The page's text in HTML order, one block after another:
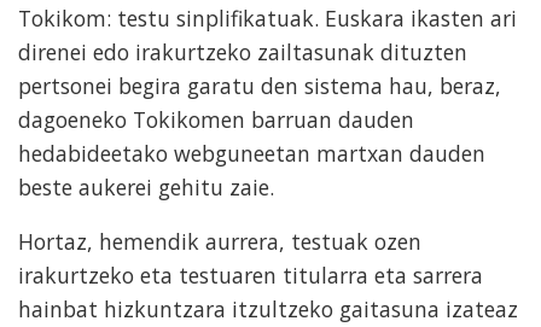
Tokikom: testu sinplifikatuak. Euskara ikasten ari
direnei edo irakurtzeko zailtasunak dituzten
pertsonei begira garatu den sistema hau, beraz,
dagoeneko Tokikomen barruan dauden
hedabideetako webguneetan martxan dauden
beste aukerei gehitu zaie.
Hortaz, hemendik aurrera, testuak ozen
irakurtzeko eta testuaren titularra eta sarrera
hainbat hizkuntzara itzultzeko gaitasuna izateaz